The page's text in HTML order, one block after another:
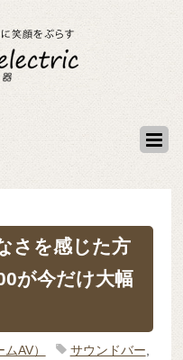
さを感じた方
が今だけ大幅
AV） サウンドバー